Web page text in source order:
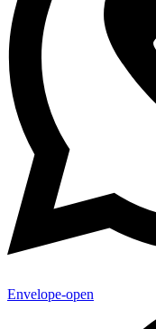
Envelope-open